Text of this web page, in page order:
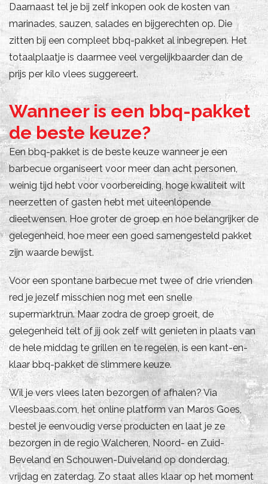
Daarnaast tel je bij zelf inkopen ook de kosten van
marinades, sauzen, salades en bijgerechten op. Die
zitten bij een compleet bbq-pakket al inbegrepen. Het
totaalplaatje is daarmee veel vergelijkbaarder dan de
prijs per kilo vlees suggereert.
Wanneer is een bbq-pakket
de beste keuze?
Een bbq-pakket is de beste keuze wanneer je een
barbecue organiseert voor meer dan acht personen,
weinig tijd hebt voor voorbereiding, hoge kwaliteit wilt
neerzetten of gasten hebt met uiteenlopende
dieetwensen. Hoe groter de groep en hoe belangrijker de
gelegenheid, hoe meer een goed samengesteld pakket
zijn waarde bewijst.
Voor een spontane barbecue met twee of drie vrienden
red je jezelf misschien nog met een snelle
supermarktrun. Maar zodra de groep groeit, de
gelegenheid telt of jij ook zelf wilt genieten in plaats van
de hele middag te grillen en te regelen, is een kant-en-
klaar bbq-pakket de slimmere keuze.
Wil je vers vlees laten bezorgen of afhalen? Via
Vleesbaas.com, het online platform van Maros Goes,
bestel je eenvoudig verse producten en laat je ze
bezorgen in de regio Walcheren, Noord- en Zuid-
Beveland en Schouwen-Duiveland op donderdag,
vrijdag en zaterdag. Zo staat alles klaar op het moment